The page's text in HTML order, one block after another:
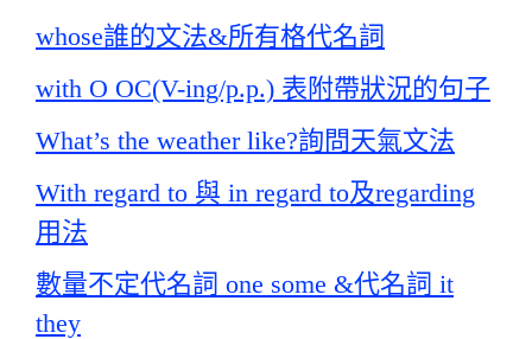
whose誰的文法&所有格代名詞
with O OC(V-ing/p.p.) 表附帶狀況的句子
What’s the weather like?詢問天氣文法
With regard to 與 in regard to及regarding
用法
數量不定代名詞 one some &代名詞 it
they